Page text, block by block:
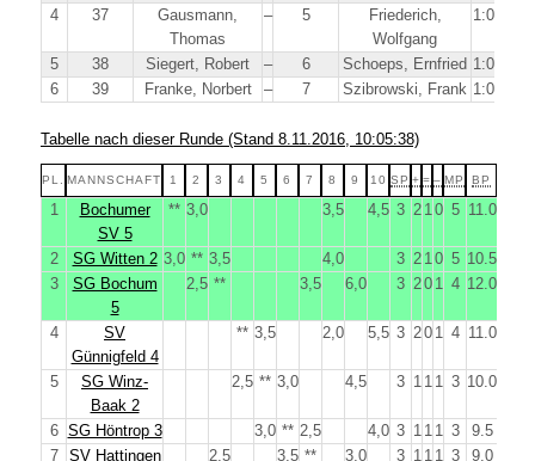
4
37
Gausmann,
Thomas
– 5
Friederich,
Wolfgang
1:0
5 38 Siegert, Robert – 6 Schoeps, Ernfried 1:0
6
39 Franke, Norbert – 7 Szibrowski, Frank 1:0
Tabelle nach dieser Runde (Stand 8.11.2016, 10:05:38)
PL. MANNSCHAFT 1 2 3 4 5 6 7 8 9 10 SP + = – MP BP
1
Bochumer
SV 5
** 3,0 3,5 4,5 3 2 10 5 11.0
2 SG Witten 2 3,0 ** 3,5 4,0 3 2 10 5 10.5
3
SG Bochum
5
2,5 ** 3,5 6,0 3 20 1 4 12.0
4
SV
Günnigfeld 4
** 3,5 2,0 5,5 3 20 1 4 11.0
5
SG Winz-
Baak 2
2,5 ** 3,0 4,5 3 1 1 1 3 10.0
6 SG Höntrop 3 3,0 ** 2,5 4,0 3 1 1 1 3
9.5
7
SV Hattingen
2,5 3,5 ** 3,0 3 1 1 1 3 9.0